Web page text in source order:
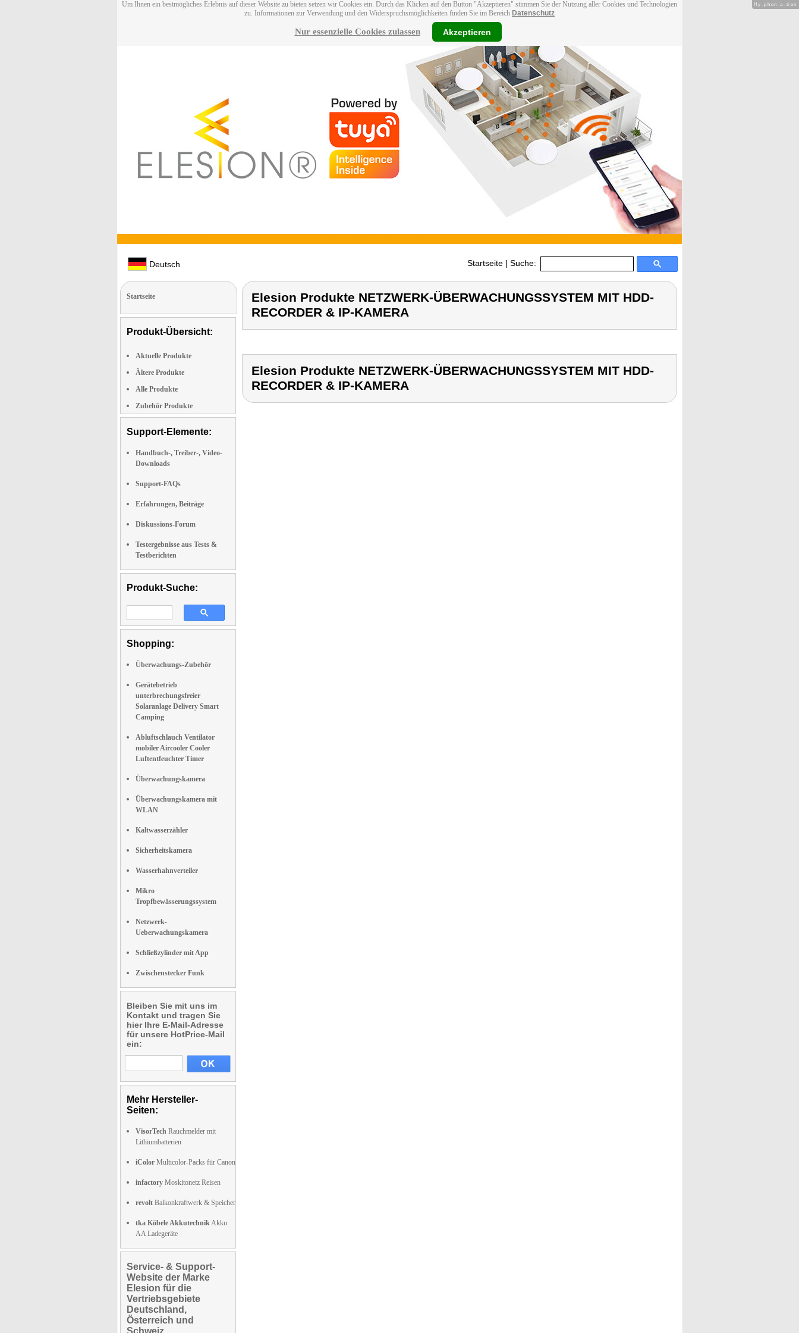
Um Ihnen ein bestmögliches Erlebnis auf dieser Website zu bieten setzen wir Cookies ein. Durch das Klicken auf den Button "Akzeptieren" stimmen Sie der Nutzung aller Cookies und Technologien
zu. Informationen zur Verwendung und den Widerspruchsmöglichkeiten finden Sie im Bereich Datenschutz
Nur essenzielle Cookies zulassen Akzeptieren
Deutsch Startseite | Suche:
Startseite
Produkt-Übersicht:
Aktuelle Produkte
Ältere Produkte
Alle Produkte
Zubehör Produkte
Support-Elemente:
Handbuch-, Treiber-, Video-
Downloads
Support-FAQs
Erfahrungen, Beiträge
Diskussions-Forum
Testergebnisse aus Tests &
Testberichten
Produkt-Suche:
Shopping:
Überwachungs-Zubehör
Gerätebetrieb
unterbrechungsfreier
Solaranlage Delivery Smart
Camping
Abluftschlauch Ventilator
mobiler Aircooler Cooler
Luftentfeuchter Timer
Überwachungskamera
Überwachungskamera mit
WLAN
Kaltwasserzähler
Sicherheitskamera
Wasserhahnverteiler
Mikro
Tropfbewässerungssystem
Netzwerk-
Ueberwachungskamera
Schließzylinder mit App
Zwischenstecker Funk
Bleiben Sie mit uns im
Kontakt und tragen Sie
hier Ihre E-Mail-Adresse
für unsere HotPrice-Mail
ein:
Mehr Hersteller-
Seiten:
VisorTech Rauchmelder mit
Lithiumbatterien
iColor Multicolor-Packs für Canon
infactory Moskitonetz Reisen
revolt Balkonkraftwerk & Speicher
tka Köbele AkkutechnikAkku
AA Ladegeräte
Service- & Support-
Website der Marke
Elesion für die
Vertriebsgebiete
Deutschland,
Österreich und
Schweiz
Elesion Produkte NETZWERK-ÜBERWACHUNGSSYSTEM MIT HDD-
RECORDER & IP-KAMERA
Elesion Produkte NETZWERK-ÜBERWACHUNGSSYSTEM MIT HDD-
RECORDER & IP-KAMERA
Hy-phen-a-tion